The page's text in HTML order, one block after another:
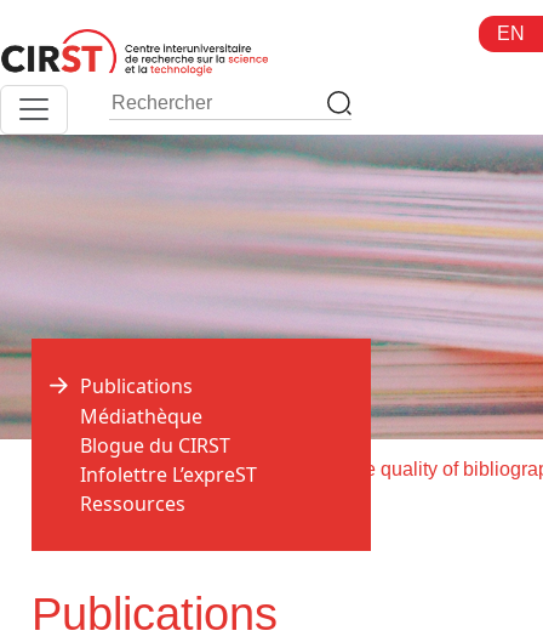
au
contenu
EN
Accueil > Publications >
Publications
Publications
Médiathèque
Blogue du CIRST
Infolettre L’expreST
Ressources